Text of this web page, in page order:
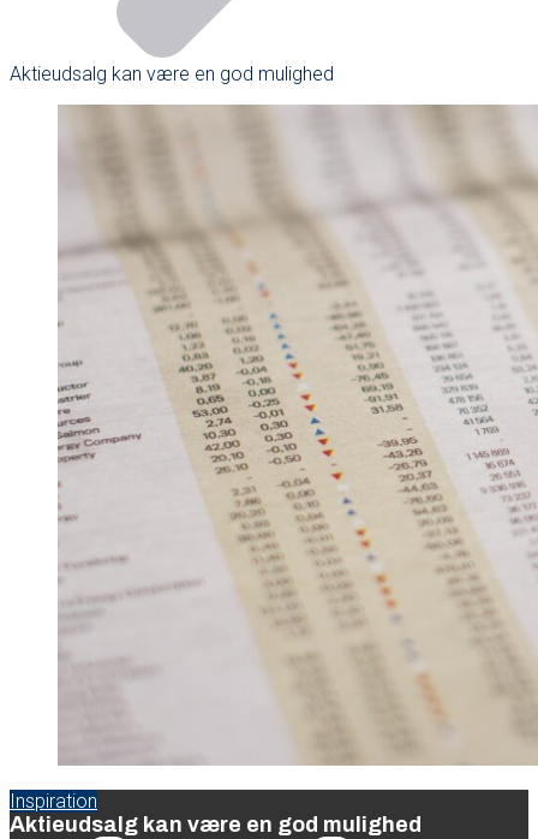
Aktieudsalg kan være en god mulighed
Inspiration
Aktieudsalg kan være en god mulighed